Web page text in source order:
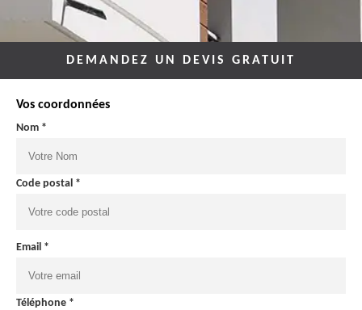
DEMANDEZ UN DEVIS GRATUIT
Vos coordonnées
Nom *
Code postal *
Email *
Téléphone *